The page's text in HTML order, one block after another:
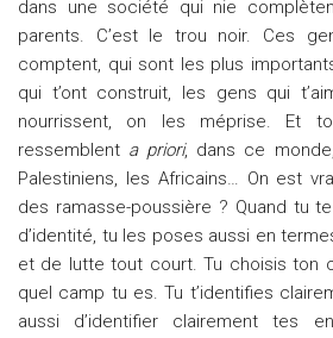
dans une société qui nie
parents. C’est le trou noir. Ces
comptent, qui sont les plus
qui t’ont construit, les gens qui
nourrissent, on les méprise. Et
ressemblent a priori, dans ce
Palestiniens, les Africains… On est
des ramasse-poussière ? Quand tu
d’identité, tu les poses aussi en
et de lutte tout court. Tu choisis ton
quel camp tu es. Tu t’identifies
aussi d’identifier clairement tes